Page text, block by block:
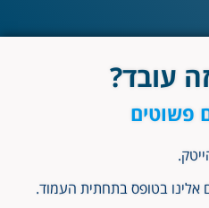
עובד?
אלינו בטופס בתחתית העמוד.